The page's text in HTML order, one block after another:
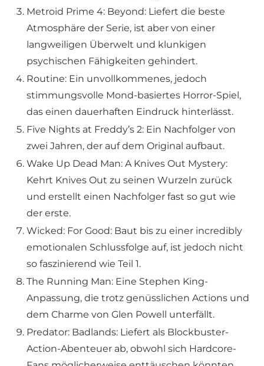
Metroid Prime 4: Beyond: Liefert die beste
Atmosphäre der Serie, ist aber von einer
langweiligen Überwelt und klunkigen
psychischen Fähigkeiten gehindert.
Routine: Ein unvollkommenes, jedoch
stimmungsvolle Mond-basiertes Horror-Spiel,
das einen dauerhaften Eindruck hinterlässt.
Five Nights at Freddy’s 2: Ein Nachfolger von
zwei Jahren, der auf dem Original aufbaut.
Wake Up Dead Man: A Knives Out Mystery:
Kehrt Knives Out zu seinen Wurzeln zurück
und erstellt einen Nachfolger fast so gut wie
der erste.
Wicked: For Good: Baut bis zu einer incredibly
emotionalen Schlussfolge auf, ist jedoch nicht
so faszinierend wie Teil 1.
The Running Man: Eine Stephen King-
Anpassung, die trotz genüsslichen Actions und
dem Charme von Glen Powell unterfällt.
Predator: Badlands: Liefert als Blockbuster-
Action-Abenteuer ab, obwohl sich Hardcore-